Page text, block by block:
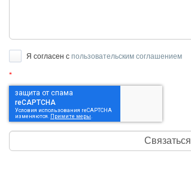
Я согласен с пользовательским соглашением
*
Связаться